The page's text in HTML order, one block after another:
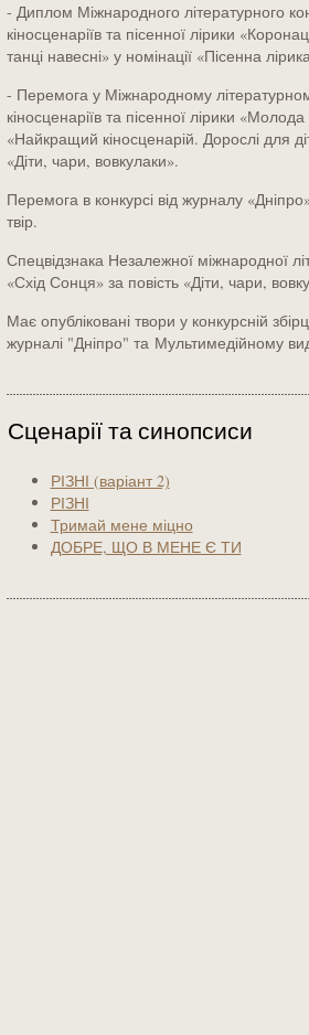
- Диплом Міжнародного літературного
кіносценаріїв та пісенної лірики
танці навесні» у номінації «Пісенна
- Перемога у Міжнародному
кіносценаріїв та пісенної лірики
«Найкращий кіносценарій. Дорослі для
«Діти, чари, вовкулаки».
Перемога в конкурсі від журналу
твір.
Спецвідзнака Незалежної міжнародної
«Схід Сонця» за повість «Діти, чари,
Має опубліковані твори у конкурсній
журналі "Дніпро" та Мультимедійному
Сценарії та синопсиси
РІЗНІ (варіант 2)
РІЗНІ
Тримай мене міцно
ДОБРЕ, ЩО В МЕНЕ Є ТИ